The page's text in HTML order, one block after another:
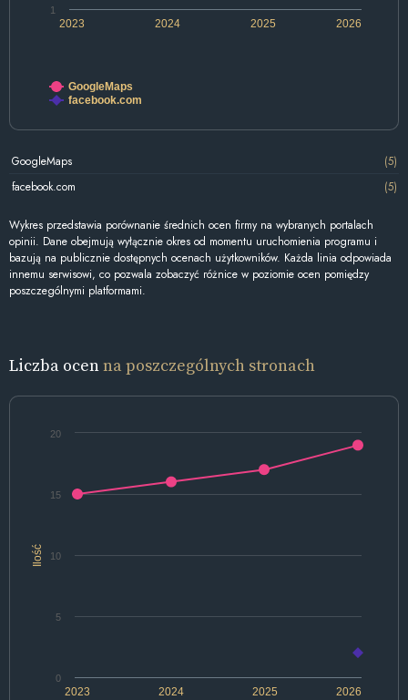
2024 2026
2023 2025
1
GoogleMaps
facebook.com
GoogleMaps
(5)
facebook.com
(5)
Wykres przedstawia porównanie średnich ocen firmy na wybranych portalach
opinii. Dane obejmują wyłącznie okres od momentu uruchomienia programu i
bazują na publicznie dostępnych ocenach użytkowników. Każda linia odpowiada
innemu serwisowi, co pozwala zobaczyć różnice w poziomie ocen pomiędzy
poszczególnymi platformami.
Liczba ocenna poszczególnych stronach
Ilość
2024 2026
2023 2025
0
5
10
15
20